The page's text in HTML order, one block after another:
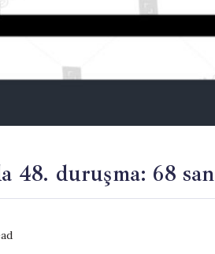
48. duruşma: 68